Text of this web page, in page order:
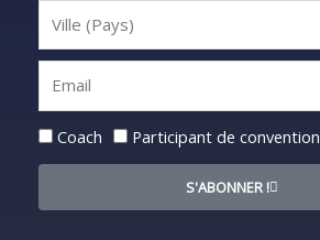
Statut
Coach Participant de convention
S'ABONNER !